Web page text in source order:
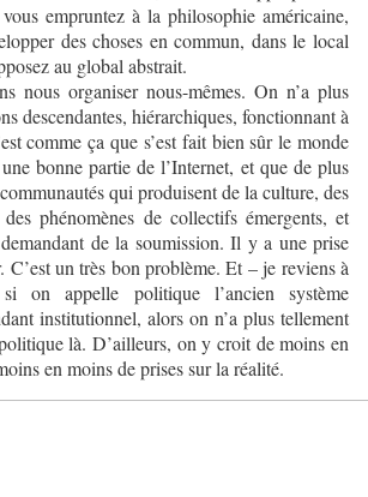
empruntez à la philosophie américaine,
des choses en commun, dans le local
au global abstrait.
nous organiser nous-mêmes. On n’a plus
descendantes, hiérarchiques, fonctionnant à
comme ça que s’est fait bien sûr le monde
bonne partie de l’Internet, et que de plus
qui produisent de la culture, des
phénomènes de collectifs émergents, et
de la soumission. Il y a une prise
C’est un très bon problème. Et – je reviens à
on appelle politique l’ancien système
institutionnel, alors on n’a plus tellement
là. D’ailleurs, on y croit de moins en
en moins de prises sur la réalité.